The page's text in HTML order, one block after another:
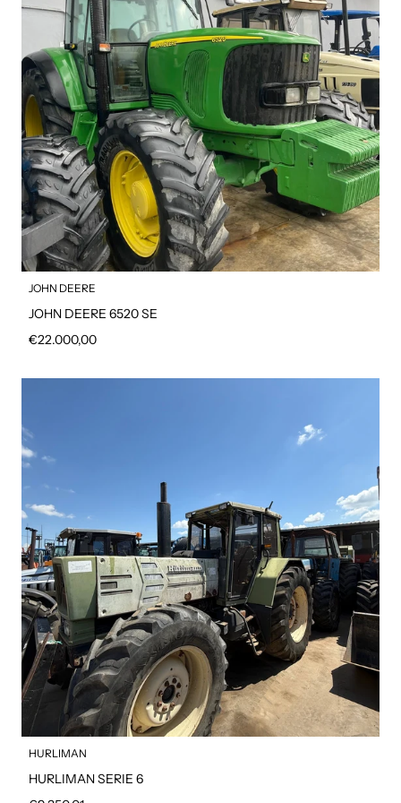
JOHN DEERE
JOHN DEERE 6520 SE
Prezzo regolare
€22.000,00
HURLIMAN
HURLIMAN SERIE 6